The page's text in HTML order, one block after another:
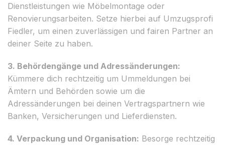
Dienstleistungen wie Möbelmontage oder
Renovierungsarbeiten. Setze hierbei auf Umzugsprofi
Fiedler, um einen zuverlässigen und fairen Partner an
deiner Seite zu haben.
3. Behördengänge und Adressänderungen:
Kümmere dich rechtzeitig um Ummeldungen bei
Ämtern und Behörden sowie um die
Adressänderungen bei deinen Vertragspartnern wie
Banken, Versicherungen und Lieferdiensten.
4. Verpackung und Organisation: Besorge rechtzeitig